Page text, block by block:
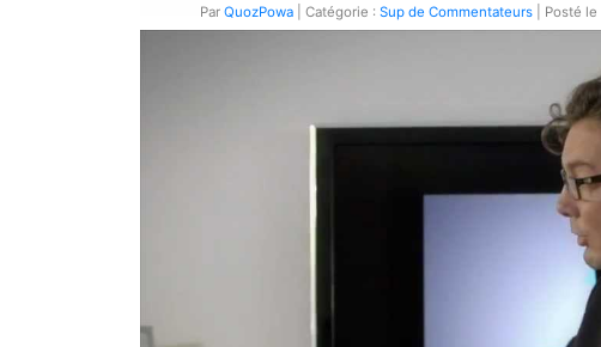
Par QuozPowa | Catégorie : Sup de Commentateurs | Posté le